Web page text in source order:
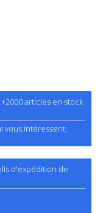
articles en stock
vous intéressent.
d'expédition de